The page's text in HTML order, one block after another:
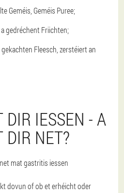
Geméis, Geméis Puree;
gedréchent Friichten;
Fleesch, zerstéiert an
DIR IESSEN - A
DIR NET?
dovun of ob et erhéicht oder